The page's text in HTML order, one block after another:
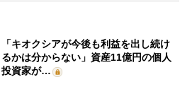
「キオクシアが今後も利益を出し続け
るかは分からない」資産11億円の個人
投資家が…